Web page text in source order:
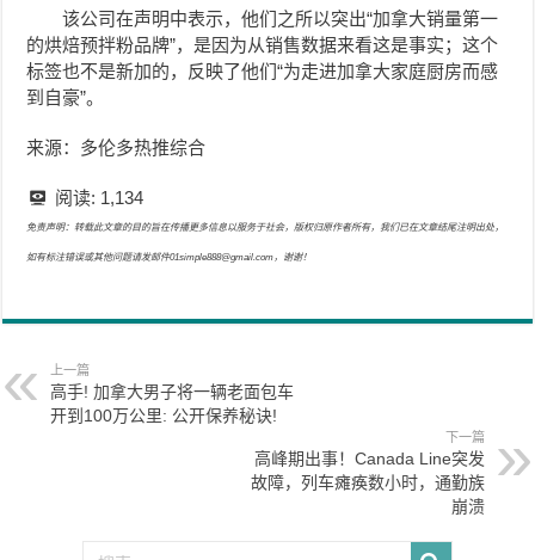
该公司在声明中表示，他们之所以突出“加拿大销量第一
的烘焙预拌粉品牌”，是因为从销售数据来看这是事实；这个
标签也不是新加的，反映了他们“为走进加拿大家庭厨房而感
到自豪”。
来源：多伦多热推综合
阅读: 1,134
免责声明：转载此文章的目的旨在传播更多信息以服务于社会，版权归原作者所有，我们已在文章结尾注明出处，
如有标注错误或其他问题请发邮件01simple888@gmail.com，谢谢！
上一篇
高手! 加拿大男子将一辆老面包车
开到100万公里: 公开保养秘诀!
下一篇
高峰期出事！Canada Line突发
故障，列车瘫痪数小时，通勤族
崩溃